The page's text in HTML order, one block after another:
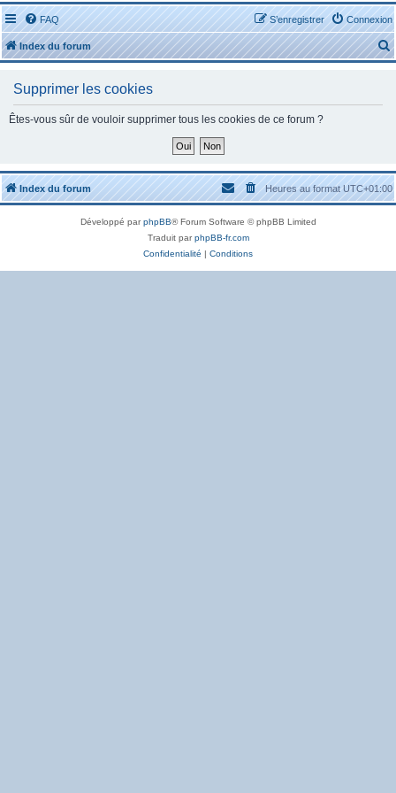
FAQ Connexion
S’enregistrer
Index du forum
e
c
h
Supprimer les cookies
Êtes-vous sûr de vouloir supprimer tous les cookies de ce forum ?
Index du forum Heures au formatUTC+01:00
Développé parphpBB® Forum Software © phpBB Limited
Traduit parphpBB-fr.com
Confidentialité | Conditions